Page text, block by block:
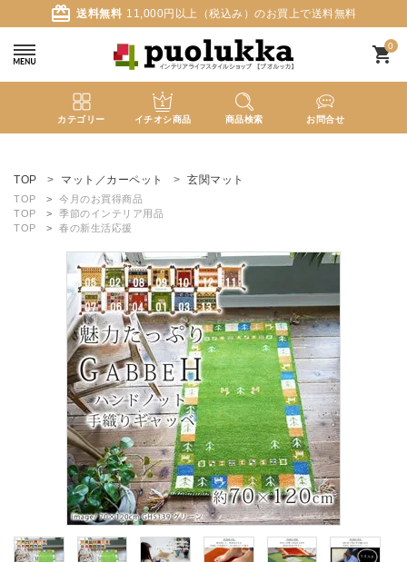
card_giftcard 送料無料 11,000円以上（税込み）のお買上で送料無料
0
shopping_cart
カテゴリー イチオシ商品 商品検索 お問合せ
ようこそ ゲスト 様
meeting_room ログイン
search
新着商品
カテゴリーから探す
ブランド
ガイドライン
TOP マット／カーペット 玄関マット
TOP
今月のお買得商品
TOP
季節のインテリア用品
TOP
春の新生活応援